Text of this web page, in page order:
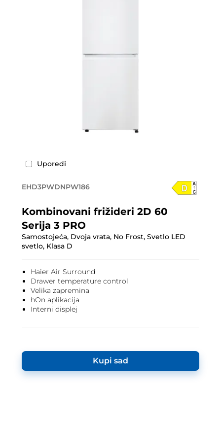
Uporedi
EHD3PWDNPW186
Kombinovani frižideri 2D 60
Serija 3 PRO
Samostojeća, Dvoja vrata, No Frost, Svetlo LED
svetlo, Klasa D
Haier Air Surround
Drawer temperature control
Velika zapremina
hOn aplikacija
Interni displej
Kupi sad